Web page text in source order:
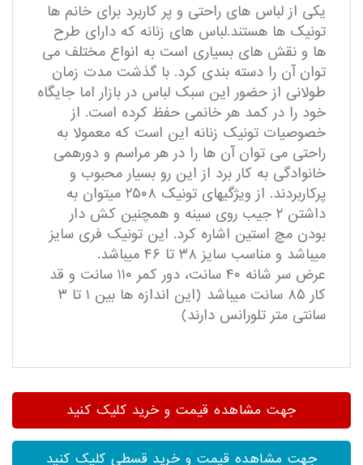
یکی از لباس های راحتی و پر کاربرد برای خانم ها
تونیک ها هستند.لباس های زنانه که دارای طرح
ها و نقش های بسیاری است به انواع مختلف می
توان آن را دسته بندی کرد. با گذشت مدت زمان
طولانی از حضور این سبک لباس در بازار اما جایگاه
خود را در کمد هر خانمی حفظ کرده است. از
خصوصیات تونیک زنانه این است که معمولا به
راحتی می توان آن ها را در هر مراسم و دورهمی
خانوادگی به کار برد از این رو بسیار محبوب و
پرکاربردند. از ویژگیهای تونیک ۲۵۰۸ میتوان به
داشتن ۲ جیب روی سینه و همچنین کش دار
بودن مچ استین اشاره کرد. این تونیک فری سایز
میباشد و مناسب سایز ۳۸ تا ۴۶ میباشد.
عرض سر شانه ۴۰ سانت، دور کمر ۱۱۰ سانت و قد
کار ۸۵ سانت میباشد (این اندازه ها بین ۱ تا ۳
سانتی متر تلورانس دارند)
جهت مشاهده قیمت و خرید کلیک کنید
جهت مشاهده قیمت و خرید قسطی کلیک کنید